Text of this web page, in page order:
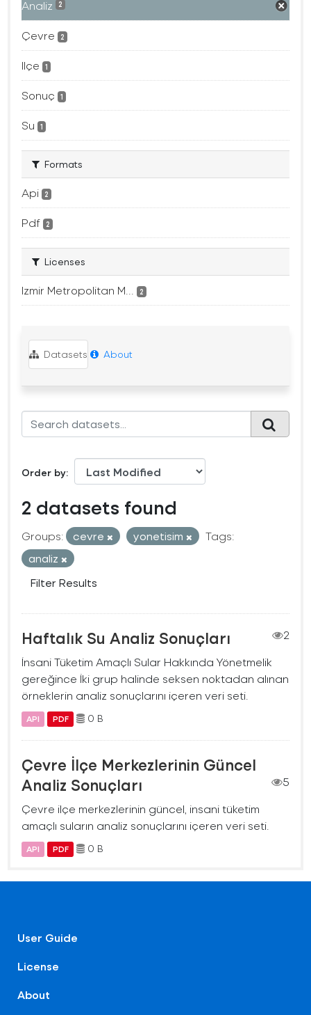
Analiz 2
Çevre 2
Ilçe 1
Sonuç 1
Su 1
Formats
Api 2
Pdf 2
Licenses
Izmir Metropolitan M... 2
Datasets About
Order by
2 datasets found
Groups: cevre yonetisim
Tags:
analiz
Filter Results
Haftalık Su Analiz Sonuçları
2
İnsani Tüketim Amaçlı Sular Hakkında Yönetmelik
gereğince İki grup halinde seksen noktadan alınan
örneklerin analiz sonuçlarını içeren veri seti.
API PDF 0 B
Çevre İlçe Merkezlerinin Güncel
Analiz Sonuçları
5
Çevre ilçe merkezlerinin güncel, insani tüketim
amaçlı suların analiz sonuçlarını içeren veri seti.
API PDF 0 B
User Guide
License
About